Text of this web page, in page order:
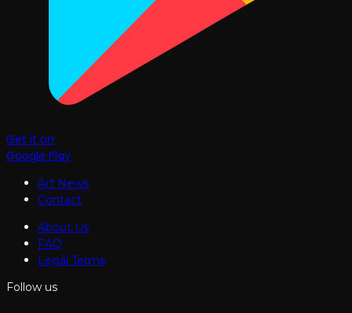
Get it on
Google Play
Art News
Contact
About Us
FAQ
Legal Terms
Follow us